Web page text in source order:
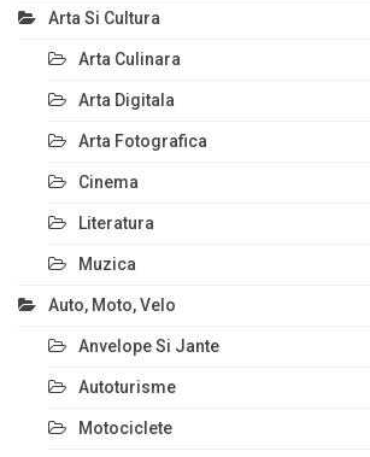
Arta Si Cultura
Arta Culinara
Arta Digitala
Arta Fotografica
Cinema
Literatura
Muzica
Auto, Moto, Velo
Anvelope Si Jante
Autoturisme
Motociclete